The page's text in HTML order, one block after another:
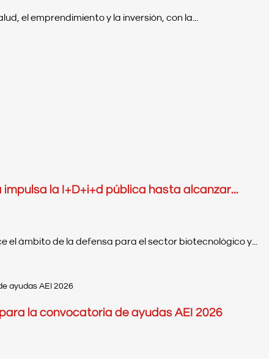
el emprendimiento y la inversión, con la...
la I+D+i+d pública hasta alcanzar...
ámbito de la defensa para el sector biotecnológico y...
la convocatoria de ayudas AEI 2026